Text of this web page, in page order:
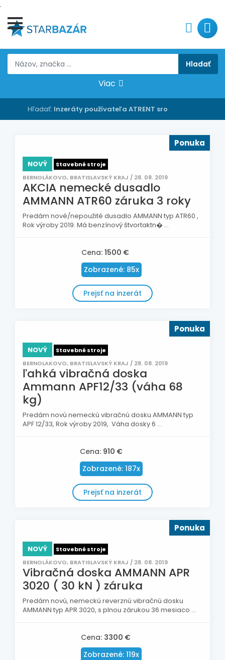
.
Viac
Hľadať: Inzeráty používateľa ATRENT sro
Ponuka
NOVÝ
Stavebné stroje
BERNOLÁKOVO, BRATISLAVSKÝ KRAJ / 28. 08. 2019
AKCIA nemecké dusadlo
AMMANN ATR60 záruka 3 roky
Predám nové/nepoužité dusadlo AMMANN typ ATR60 ,
Rok výroby 2019. Má benzínový štvortaktn� ...
Cena: 1500 €
Zobrazené: 85x
Prejsť na inzerát
Ponuka
NOVÝ
Stavebné stroje
BERNOLAKOVO, BRATISLAVSKÝ KRAJ / 28. 08. 2019
ľahká vibračná doska
Ammann APF12/33 (váha 68
kg)
Predám novú nemeckú vibračnú dosku AMMANN typ
APF 12/33, Rok výroby 2019, Váha dosky 6 ...
Cena: 910 €
Zobrazené: 187x
Prejsť na inzerát
Ponuka
NOVÝ
Stavebné stroje
BERNOLÁKOVO, BRATISLAVSKÝ KRAJ / 28. 08. 2019
Vibračná doska AMMANN APR
3020 ( 30 kN ) záruka
Predám novú, nemeckú reverznú vibračnú dosku
AMMANN typ APR 3020, s plnou zárukou 36 mesiaco ...
Cena: 3300 €
Zobrazené: 119x